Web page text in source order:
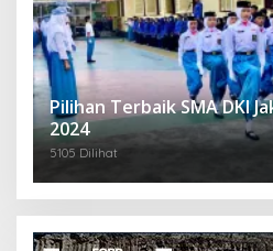
Pilihan Terbaik SMA DKI
2024
5105 Dilihat